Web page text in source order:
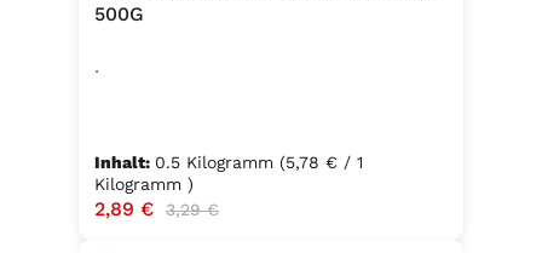
500G
.
Inhalt: 0.5 Kilogramm (5,78 € / 1
Kilogramm )
Verkaufspreis:
2,89 € Regulärer Preis:
3,29 €